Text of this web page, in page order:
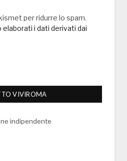
per ridurre lo spam.
i dati derivati dai
VIVIROMA
indipendente